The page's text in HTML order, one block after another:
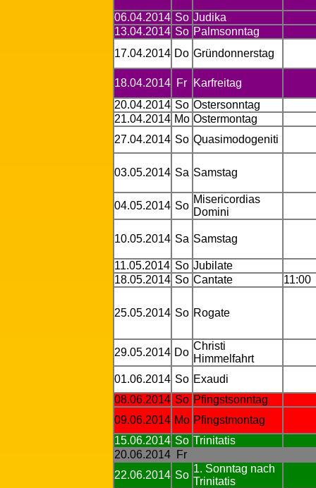
06.04.2014 So Judika
13.04.2014 So Palmsonntag
17.04.2014 Do Gründonnerstag
18.04.2014 Fr
Karfreitag
20.04.2014 So Ostersonntag
21.04.2014 Mo Ostermontag
27.04.2014 So Quasimodogeniti
03.05.2014 Sa Samstag
04.05.2014 So
Misericordias
Domini
10.05.2014 Sa Samstag
11.05.2014 So Jubilate
18.05.2014 So Cantate 11:00
25.05.2014 So Rogate
29.05.2014 Do
Christi
Himmelfahrt
01.06.2014 So Exaudi
08.06.2014 So Pfingstsonntag
09.06.2014 Mo Pfingstmontag
15.06.2014 So Trinitatis
20.06.2014 Fr
22.06.2014 So
1. Sonntag nach
Trinitatis